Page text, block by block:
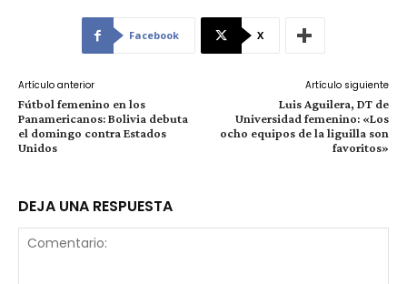
Facebook X
Artículo anterior
Fútbol femenino en los
Panamericanos: Bolivia debuta
el domingo contra Estados
Unidos
Artículo siguiente
Luis Aguilera, DT de
Universidad femenino: «Los
ocho equipos de la liguilla son
favoritos»
DEJA UNA RESPUESTA